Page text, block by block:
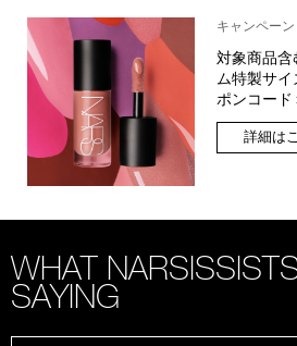
キャンペーン
対象商品含
ム特製サ
ポンコード
詳細は
WHAT
SAYING